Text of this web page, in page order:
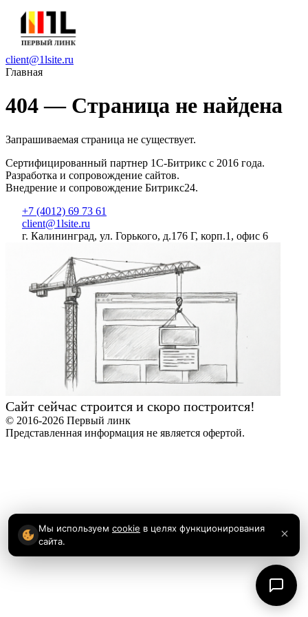
client@1lsite.ru
Главная
404 — Страница не найдена
Запрашиваемая страница не существует.
Сертифицированный партнер 1С-Битрикс с 2016 года.
Разработка и сопровождение сайтов.
Внедрение и сопровождение Битрикс24.
+7 (4012) 69 73 61
client@1lsite.ru
г. Калининград, ул. Горького, д.176 Г, корп.1, офис 6
Сайт сейчас строится и скоро построится!
© 2016-2026 Первый линк
Представленная информация не является офертой.
Мы используем cookie в целях функционирования
сайта.